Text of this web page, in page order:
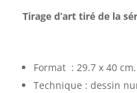
Tirage d’art tiré de la
Format : 29.7 x 40 cm.
Technique : dessin